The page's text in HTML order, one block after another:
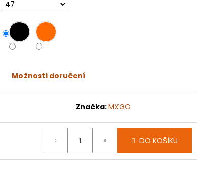
Možnosti doručení
Značka:MXGO
DO KOŠÍKU